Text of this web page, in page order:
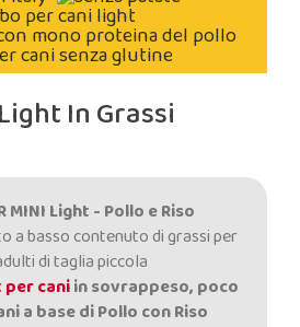
In Grassi
MINI Light - Pollo e Riso
a basso contenuto di grassi per
di taglia piccola
caniin sovrappeso, poco
a base di Pollo con Riso